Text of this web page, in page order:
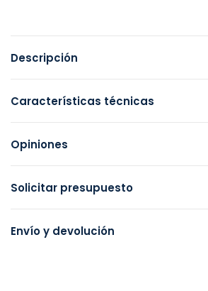
Descripción
Características técnicas
Opiniones
Solicitar presupuesto
Envío y devolución